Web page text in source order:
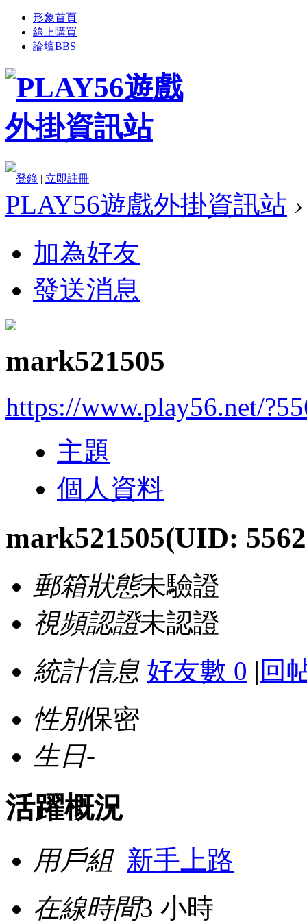
形象首頁
線上購買
論壇BBS
登錄 | 立即註冊
PLAY56遊戲外掛資訊站 ›
加為好友
發送消息
mark521505
https://www.play56.net/
主題
個人資料
mark521505(UID:
郵箱狀態未驗證
視頻認證未認證
統計信息 好友數 0 | 回
性別保密
生日-
活躍概況
用戶組 新手上路
在線時間3 小時